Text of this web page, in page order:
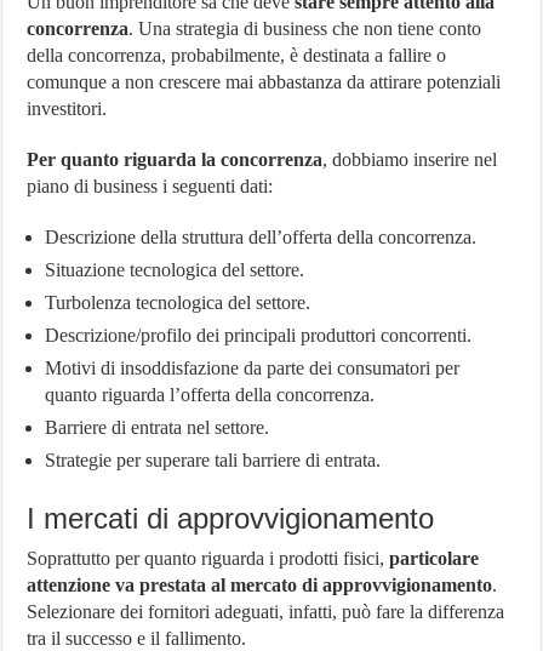
concorrenza. Una strategia di business che non tiene conto
della concorrenza, probabilmente, è destinata a fallire o
comunque a non crescere mai abbastanza da attirare potenziali
investitori.
Per quanto riguarda la concorrenza, dobbiamo inserire nel
piano di business i seguenti dati:
Descrizione della struttura dell’offerta della concorrenza.
Situazione tecnologica del settore.
Turbolenza tecnologica del settore.
Descrizione/profilo dei principali produttori concorrenti.
Motivi di insoddisfazione da parte dei consumatori per
quanto riguarda l’offerta della concorrenza.
Barriere di entrata nel settore.
Strategie per superare tali barriere di entrata.
I mercati di approvvigionamento
Soprattutto per quanto riguarda i prodotti fisici,particolare
attenzione va prestata al mercato di approvvigionamento.
Selezionare dei fornitori adeguati, infatti, può fare la differenza
tra il successo e il fallimento.